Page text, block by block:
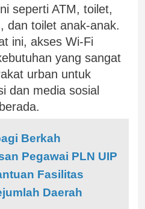
seperti ATM, toilet,
dan toilet anak-anak.
ini, akses Wi-Fi
yang sangat
urban untuk
dan media sosial
Berkah
Pegawai PLN UIP
Fasilitas
Daerah